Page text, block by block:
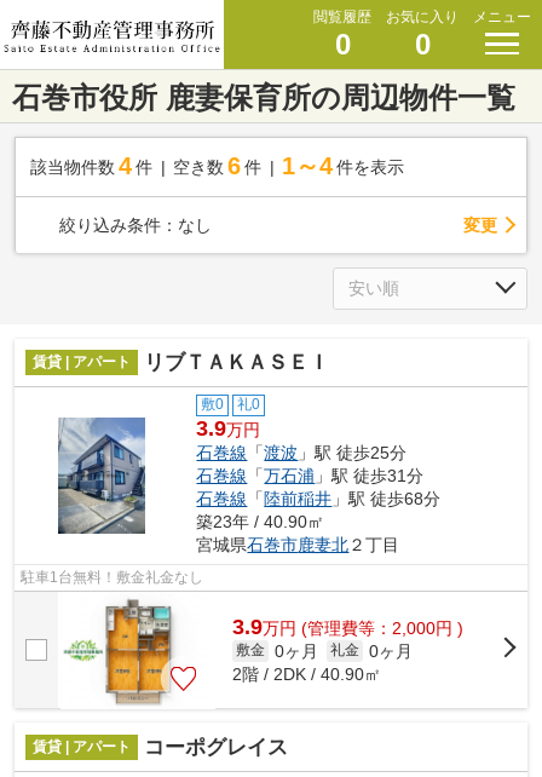
閲覧履歴
0
お気に入り
0
メニュー
石巻市役所 鹿妻保育所の周辺物件一覧
該当物件数 4件 空き数 6 件 1～4 件を表示
絞り込み条件： なし 変更
賃貸 | アパート リブＴＡＫＡＳＥＩ
敷0 礼0
3.9万円
石巻線 「渡波 」駅 徒歩25分
石巻線 「万石浦 」駅 徒歩31分
石巻線 「陸前稲井 」駅 徒歩68分
築23年 / 40.90㎡
宮城県石巻市鹿妻北２丁目
駐車1台無料！敷金礼金なし
3.9万円 (管理費等：2,000円 )
敷金 0ヶ月 礼金 0ヶ月
2階 / 2DK / 40.90㎡
賃貸 | アパート コーポグレイス